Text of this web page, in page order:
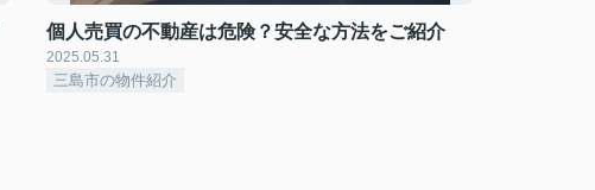
個人売買の不動産は危険？安全な方法をご紹介
2025.05.31
三島市の物件紹介